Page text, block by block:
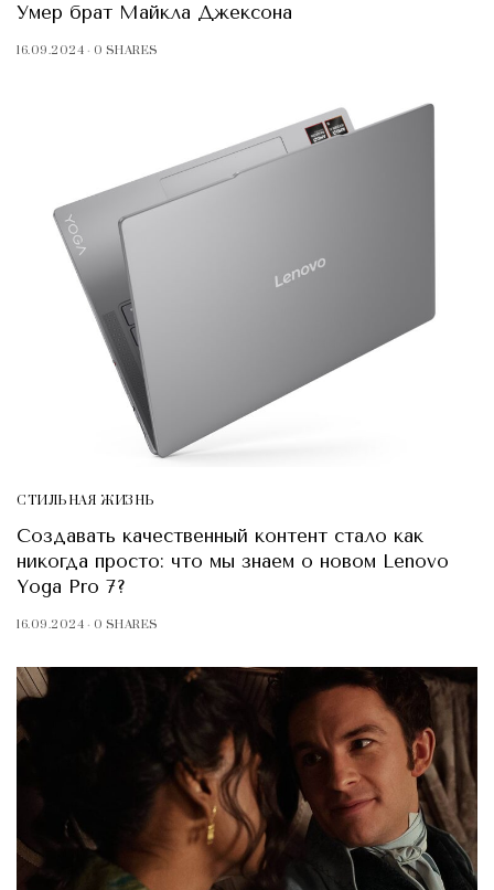
Умер брат Майкла Джексона
16.09.2024 0 SHARES
СТИЛЬНАЯ ЖИЗНЬ
Создавать качественный контент стало как
никогда просто: что мы знаем о новом Lenovo
Yoga Pro 7?
16.09.2024 0 SHARES